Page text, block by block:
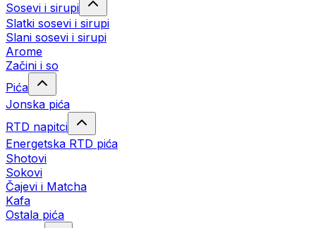
Sosevi i sirupi
Slatki sosevi i sirupi
Slani sosevi i sirupi
Arome
Začini i so
Pića
Jonska pića
RTD napitci
Energetska RTD pića
Shotovi
Sokovi
Čajevi i Matcha
Kafa
Ostala pića